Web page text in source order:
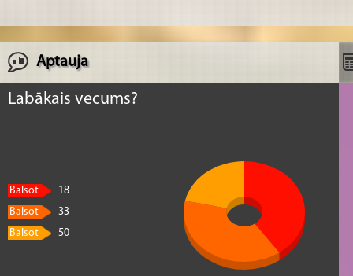
Aptauja
Labākais vecums?
Balsot
18
Balsot
33
Balsot
50